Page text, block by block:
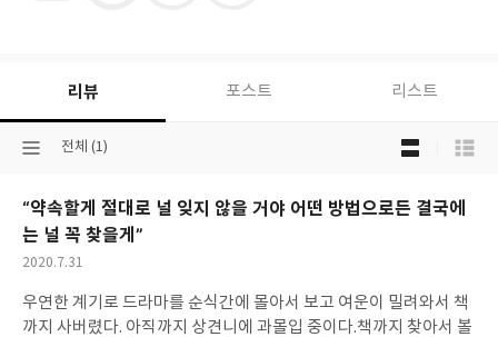
리뷰 포스트 리스트
선
분
류
전체 (1)
기
선
“약속할게 절대로 널 잊지 않을 거야 어떤 방법으로든 결국에
는 널 꼭 찾을게”
작
일
2020.7.31
우연한 계기로 드라마를 순식간에 몰아서 보고 여운이 밀려와서 책
까지 사버렸다. 아직까지 상견니에 과몰입 중이다.책까지 찾아서 볼